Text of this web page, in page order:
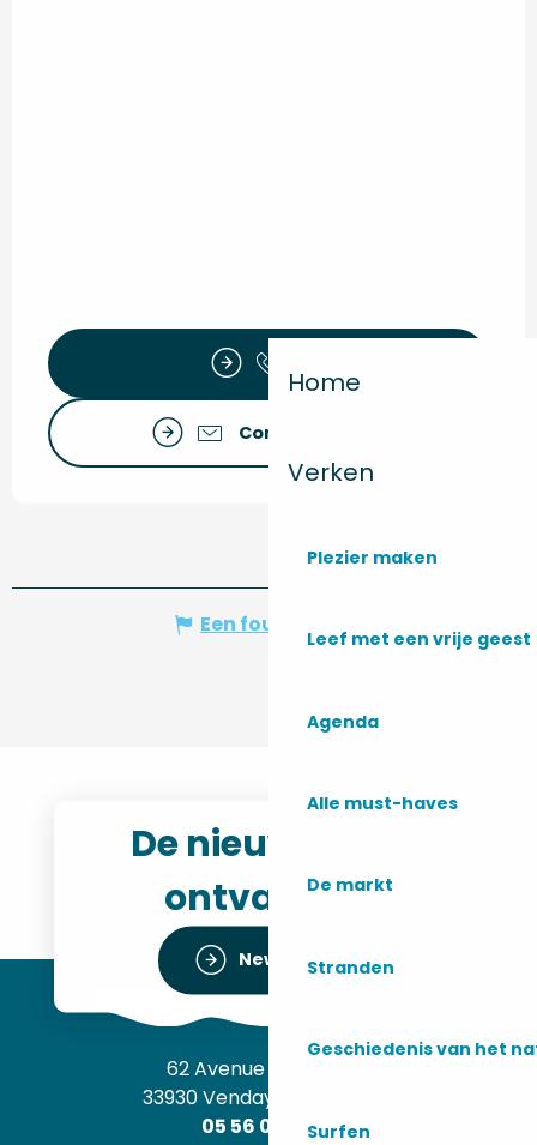
Home
Verken
Plezier maken
Leef met een vrije geest
Agenda
Alle must-haves
De markt
Stranden
Geschiedenis van het
Surfen
Contacteer ons
Een fout melden
De nieuwsbrief
ontvangen
Newsletter
62 Avenue de l’Océan
33930 Vendays-Montalivet
05 56 09 30 12